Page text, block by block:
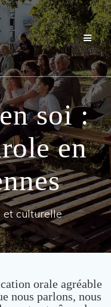
soi :
en
culturelle
orale agréable
nous parlons, nous